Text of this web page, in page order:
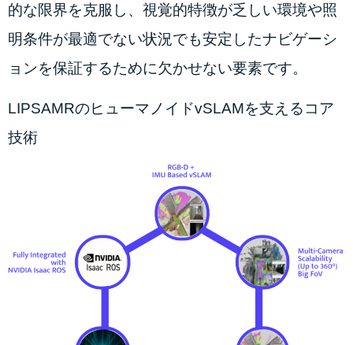
的な限界を克服し、視覚的特徴が乏しい環境や照
明条件が最適でない状況でも安定したナビゲーシ
ョンを保証するために欠かせない要素です。
LIPSAMRのヒューマノイドvSLAMを支えるコア
技術